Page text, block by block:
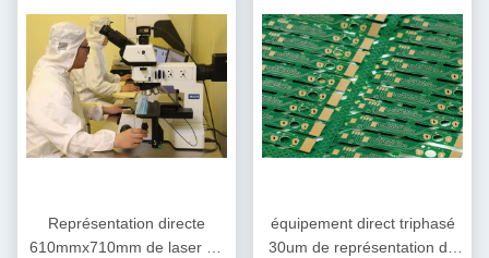
Représentation directe
610mmx710mm de laser de
équipement direct triphasé
30um de représentation de